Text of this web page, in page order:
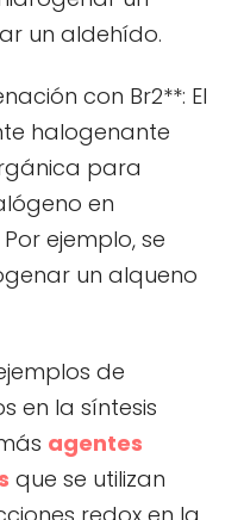
un aldehído.
con Br2**: El
halogenante
para
en
ejemplo, se
un alqueno
de
en la síntesis
agentes
que se utilizan